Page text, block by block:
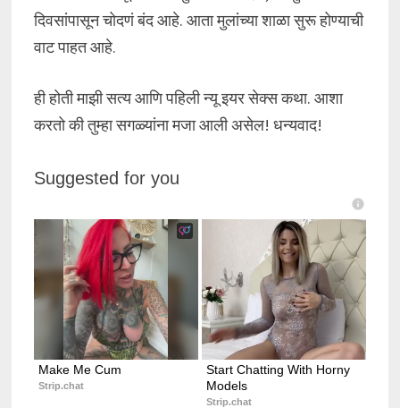
दिवसांपासून चोदणं बंद आहे. आता मुलांच्या शाळा सुरू होण्याची
वाट पाहत आहे.
ही होती माझी सत्य आणि पहिली न्यू इयर सेक्स कथा. आशा
करतो की तुम्हा सगळ्यांना मजा आली असेल! धन्यवाद!
Suggested for you
Make Me Cum
Strip.chat
Start Chatting With Horny
Models
Strip.chat